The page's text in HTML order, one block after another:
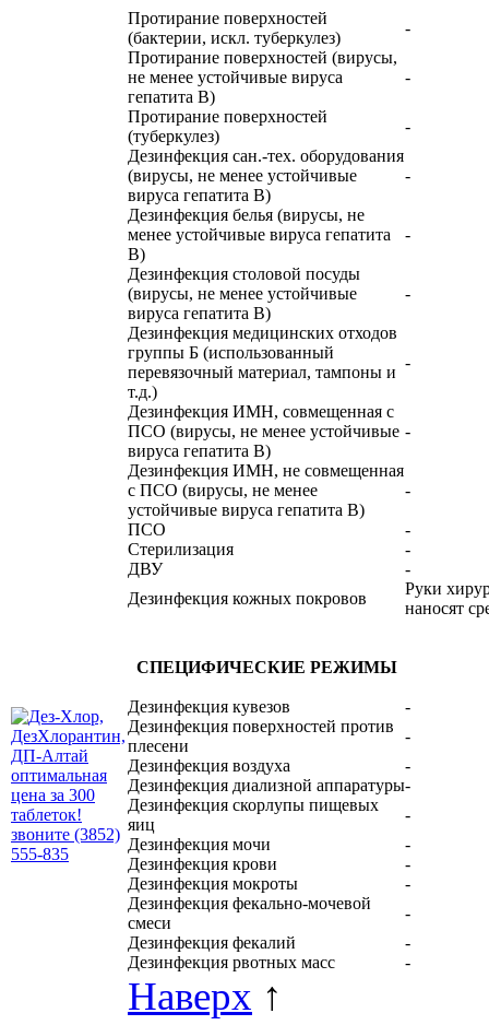
Протирание поверхностей
(бактерии, искл. туберкулез)
-
Протирание поверхностей (вирусы,
не менее устойчивые вируса
гепатита В)
-
Протирание поверхностей
(туберкулез)
-
Дезинфекция сан.-тех. оборудования
(вирусы, не менее устойчивые
вируса гепатита В)
-
Дезинфекция белья (вирусы, не
менее устойчивые вируса гепатита
В)
-
Дезинфекция столовой посуды
(вирусы, не менее устойчивые
вируса гепатита В)
-
Дезинфекция медицинских отходов
группы Б (использованный
перевязочный материал, тампоны и
т.д.)
-
Дезинфекция ИМН, совмещенная с
ПСО (вирусы, не менее устойчивые
вируса гепатита В)
-
Дезинфекция ИМН, не совмещенная
с ПСО (вирусы, не менее
устойчивые вируса гепатита В)
-
ПСО
-
Стерилизация
-
ДВУ
-
Дезинфекция кожных покровов
Руки
наносят
СПЕЦИФИЧЕСКИЕ РЕЖИМЫ
Дезинфекция кувезов
-
Дезинфекция поверхностей против
плесени
-
Дезинфекция воздуха
-
Дезинфекция диализной аппаратуры-
Дезинфекция скорлупы пищевых
яиц
-
Дезинфекция мочи
-
Дезинфекция крови
-
Дезинфекция мокроты
-
Дезинфекция фекально-мочевой
смеси
-
Дезинфекция фекалий
-
Дезинфекция рвотных масс
-
Наверх ↑